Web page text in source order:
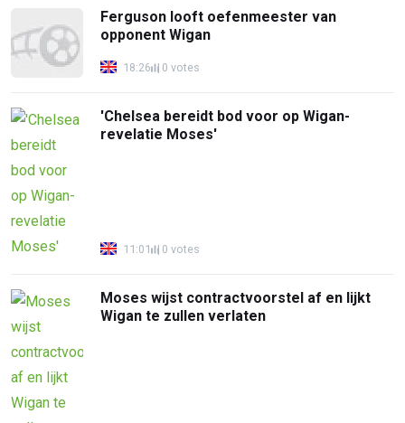
Ferguson looft oefenmeester van
opponent Wigan
18:26 0 votes
'Chelsea bereidt bod voor op Wigan-
revelatie Moses'
11:01 0 votes
Moses wijst contractvoorstel af en lijkt
Wigan te zullen verlaten